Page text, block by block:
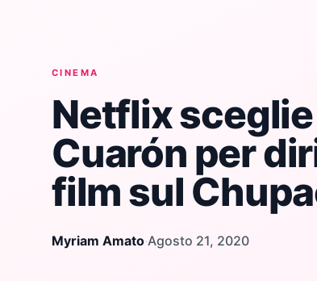
CINEMA
Netflix
Cuarón per
film sul
Myriam Amato·Agosto 21, 2020